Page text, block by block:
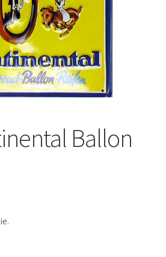
émaillées
Ballon